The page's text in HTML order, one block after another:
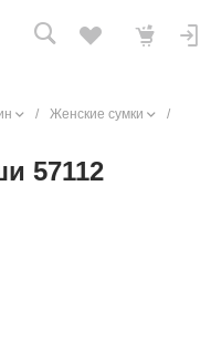
/ Женские сумки
/
57112